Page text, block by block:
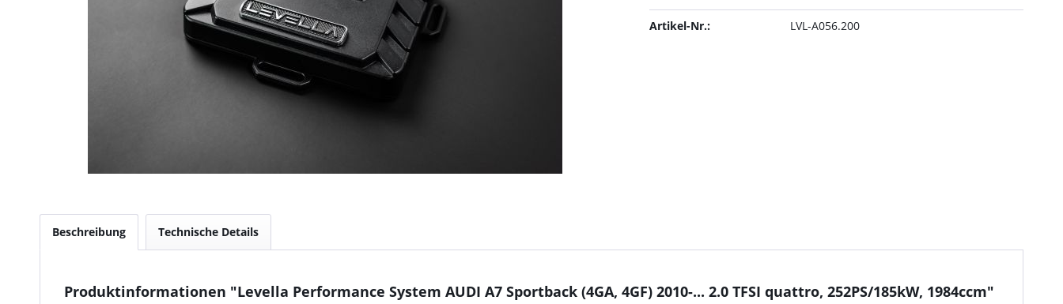
Artikel-Nr.: LVL-A056.200
Beschreibung Technische Details
Produktinformationen "Levella Performance System AUDI A7 Sportback (4GA, 4GF) 2010-... 2.0 TFSI quattro, 252PS/185kW, 1984ccm"